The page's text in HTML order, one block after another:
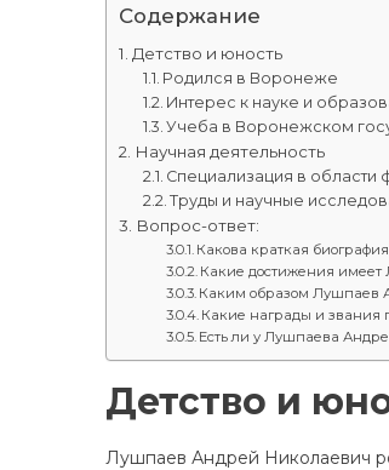
Содержание
Детство и юность
Родился в Воронеже
Интерес к науке и
Учеба в Воронежском
Научная деятельность
Специализация в области
Труды и научные
Вопрос-ответ:
Какова краткая
Какие достижения имеет
Каким образом Лушпаев
Какие награды и звания
Есть ли у Лушпаева
Детство и
Лушпаев Андрей Николаевич